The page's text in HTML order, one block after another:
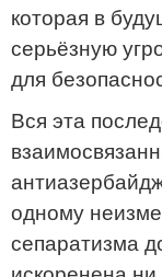
которая в
серьёзную
для
Вся эта
одному
сепаратизма